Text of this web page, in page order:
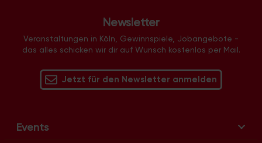
Newsletter
Veranstaltungen in Köln, Gewinnspiele, Jobangebote -
das alles schicken wir dir auf Wunsch kostenlos per Mail.
Jetzt für den Newsletter anmelden
Events